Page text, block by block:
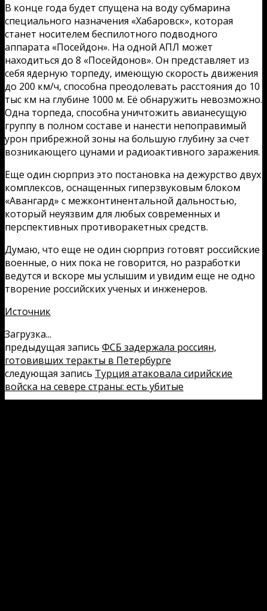
В конце года будет спущена на воду субмарина
специального назначения «Хабаровск», которая
станет носителем беспилотного подводного
аппарата «Посейдон». На одной АПЛ может
находиться до 8 «Посейдонов». Он представляет из
себя ядерную торпеду, имеющую скорость движения
до 200 км/ч, способна преодолевать расстояния до 10
тыс км на глубине 1000 м. Её обнаружить невозможно.
Одна торпеда, способна уничтожить авианесущую
группу в полном составе и нанести непоправимый
урон прибрежной зоны на большую глубину за счет
возникающего цунами и радиоактивного заражения.
Еще один сюрприз это постановка на дежурство двух
комплексов, оснащенных гиперзвуковым блоком
«Авангард» с межконтинентальной дальностью,
который неуязвим для любых современных и
перспективных противоракетных средств.
Думаю, что еще не один сюрприз готовят российские
военные, о них пока не говорится, но разработки
ведутся и вскоре мы услышим и увидим еще не одно
творение российских ученых и инженеров.
Источник
Загрузка...
предыдущая запись ФСБ задержала россиян,
готовивших теракты в Петербурге
следующая запись Турция атаковала сирийские
войска на севере страны: есть убитые